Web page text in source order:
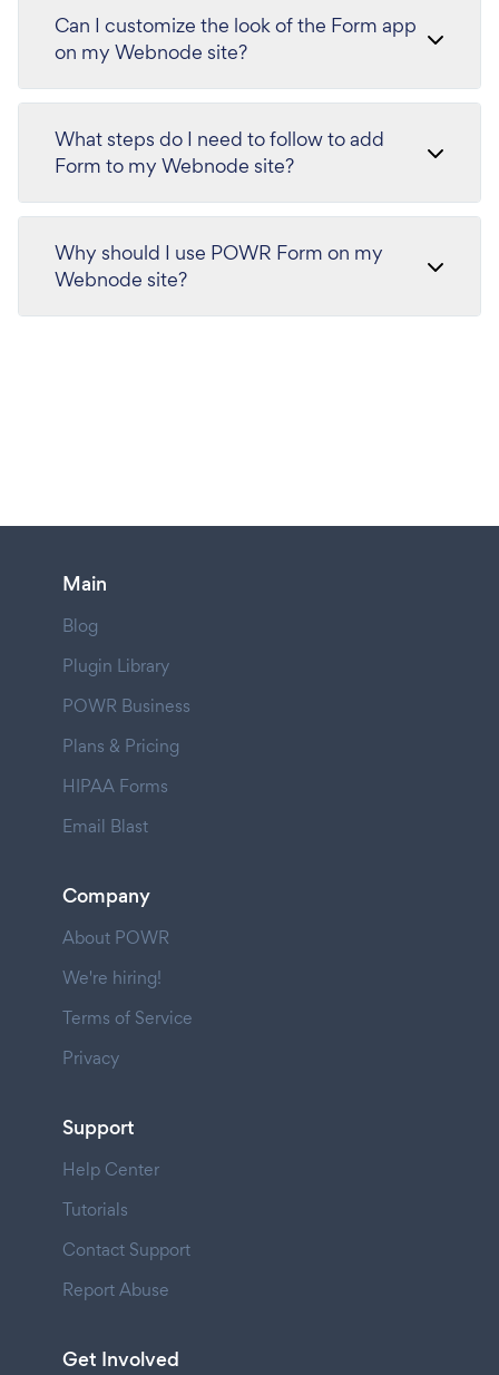
Can I customize the look of the Form app
on my Webnode site?
What steps do I need to follow to add
Form to my Webnode site?
Why should I use POWR Form on my
Webnode site?
Main
Blog
Plugin Library
POWR Business
Plans & Pricing
HIPAA Forms
Email Blast
Company
About POWR
We're hiring!
Terms of Service
Privacy
Support
Help Center
Tutorials
Contact Support
Report Abuse
Get Involved